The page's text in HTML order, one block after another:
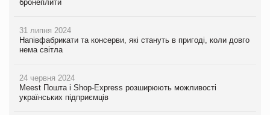
бронеплити
31 липня 2024
Напівфабрикати та консерви, які стануть в пригоді, коли довго
нема світла
24 червня 2024
Meest Пошта і Shop-Express розширюють можливості
українських підприємців